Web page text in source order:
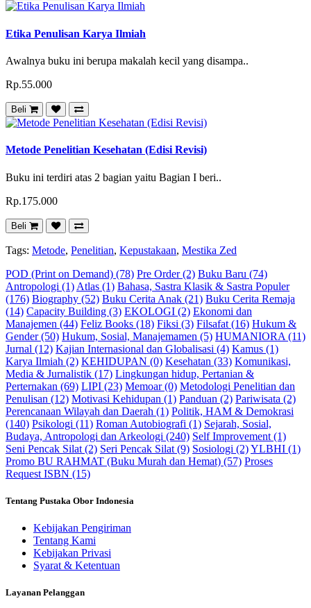
Etika Penulisan Karya Ilmiah
Awalnya buku ini berupa makalah kecil yang disampa..
Rp.55.000
Beli
Metode Penelitian Kesehatan (Edisi Revisi)
Buku ini terdiri atas 2 bagian yaitu Bagian I beri..
Rp.175.000
Beli
Tags: Metode, Penelitian, Kepustakaan, Mestika Zed
POD (Print on Demand) (78) Pre Order (2) Buku Baru (74)
Antropologi (1) Atlas (1) Bahasa, Sastra Klasik & Sastra Populer
(176) Biography (52) Buku Cerita Anak (21) Buku Cerita Remaja
(14) Capacity Building (3) EKOLOGI (2) Ekonomi dan
Manajemen (44) Feliz Books (18) Fiksi (3) Filsafat (16) Hukum &
Gender (50) Hukum, Sosial, Manajemamen (5) HUMANIORA (11)
Jurnal (12) Kajian Internasional dan Globalisasi (4) Kamus (1)
Karya Ilmiah (2) KEHIDUPAN (0) Kesehatan (33) Komunikasi,
Media & Jurnalistik (17) Lingkungan hidup, Pertanian &
Perternakan (69) LIPI (23) Memoar (0) Metodologi Penelitian dan
Penulisan (12) Motivasi Kehidupan (1) Panduan (2) Pariwisata (2)
Perencanaan Wilayah dan Daerah (1) Politik, HAM & Demokrasi
(140) Psikologi (11) Roman Autobiografi (1) Sejarah, Sosial,
Budaya, Antropologi dan Arkeologi (240) Self Improvement (1)
Seni Pencak Silat (2) Seri Pencak Silat (9) Sosiologi (2)YLBHI (1)
Promo BU RAHMAT (Buku Murah dan Hemat) (57) Proses
Request ISBN (15)
Tentang Pustaka Obor Indonesia
Kebijakan Pengiriman
Tentang Kami
Kebijakan Privasi
Syarat & Ketentuan
Layanan Pelanggan